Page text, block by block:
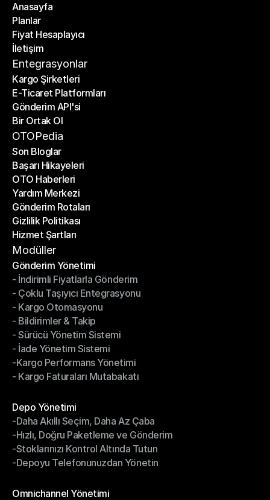
Anasayfa
Anasayfa
Planlar
Planlar
Fiyat Hesaplayıcı
Fiyat Hesaplayıcı
İletişim
İletişim
Entegrasyonlar
Kargo Şirketleri
Kargo Şirketleri
E-Ticaret Platformları
E-Ticaret Platformları
Gönderim API'si
Gönderim API'si
Bir Ortak Ol
Bir Ortak Ol
OTOPedia
Son Bloglar
Son Bloglar
Başarı Hikayeleri
Başarı Hikayeleri
OTO Haberleri
OTO Haberleri
Yardım Merkezi
Yardım Merkezi
Gönderim Rotaları
Gönderim Rotaları
Gizlilik Politikası
Gizlilik Politikası
Hizmet Şartları
Hizmet Şartları
Modüller
Gönderim Yönetimi
Gönderim Yönetimi
- İndirimli Fiyatlarla Gönderim
- İndirimli Fiyatlarla Gönderim
- Çoklu Taşıyıcı Entegrasyonu
- Çoklu Taşıyıcı Entegrasyonu
- Kargo Otomasyonu
- Kargo Otomasyonu
- Bildirimler & Takip
- Bildirimler & Takip
- Sürücü Yönetim Sistemi
- Sürücü Yönetim Sistemi
- İade Yönetim Sistemi
- İade Yönetim Sistemi
-Kargo Performans Yönetimi
-Kargo Performans Yönetimi
- Kargo Faturaları Mutabakatı
Depo Yönetimi
Depo Yönetimi
-Daha Akıllı Seçim, Daha Az Çaba
-Daha Akıllı Seçim, Daha Az Çaba
-Hızlı, Doğru Paketleme ve Gönderim
-Hızlı, Doğru Paketleme ve Gönderim
-Stoklarınızı Kontrol Altında Tutun
-Stoklarınızı Kontrol Altında Tutun
-Depoyu Telefonunuzdan Yönetin
Omnichannel Yönetimi